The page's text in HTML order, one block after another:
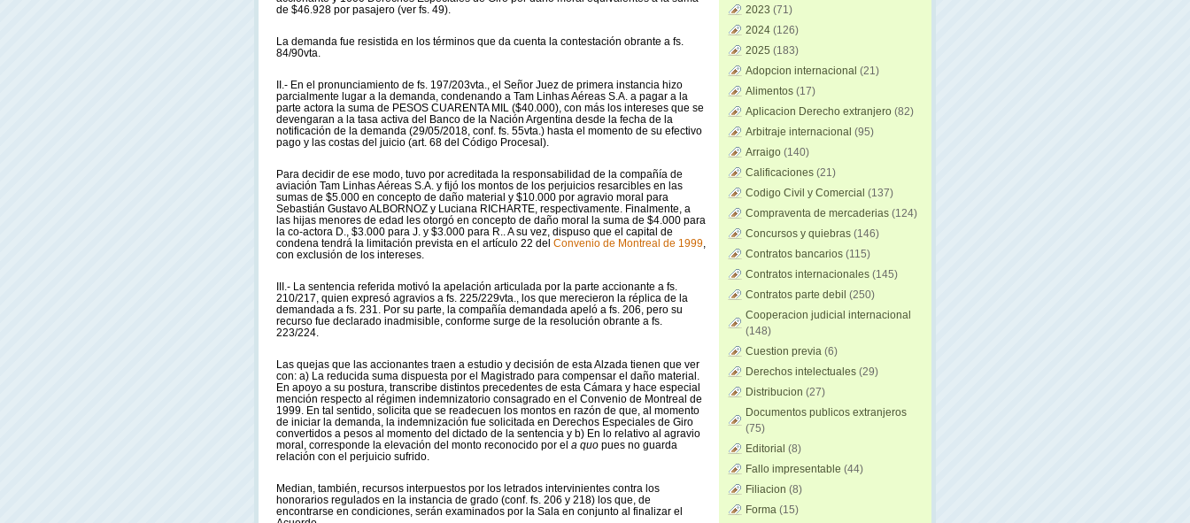
de $46.928 por pasajero (ver fs. 49).
La demanda fue resistida en los términos que da cuenta la contestación obrante a fs.
84/90vta.
II.- En el pronunciamiento de fs. 197/203vta., el Señor Juez de primera instancia hizo
parcialmente lugar a la demanda, condenando a Tam Linhas Aéreas S.A. a pagar a la
parte actora la suma de PESOS CUARENTA MIL ($40.000), con más los intereses que se
devengaran a la tasa activa del Banco de la Nación Argentina desde la fecha de la
notificación de la demanda (29/05/2018, conf. fs. 55vta.) hasta el momento de su efectivo
pago y las costas del juicio (art. 68 del Código Procesal).
Para decidir de ese modo, tuvo por acreditada la responsabilidad de la compañía de
aviación Tam Linhas Aéreas S.A. y fijó los montos de los perjuicios resarcibles en las
sumas de $5.000 en concepto de daño material y $10.000 por agravio moral para
Sebastián Gustavo ALBORNOZ y Luciana RICHARTE, respectivamente. Finalmente, a
las hijas menores de edad les otorgó en concepto de daño moral la suma de $4.000 para
la co-actora D., $3.000 para J. y $3.000 para R.. A su vez, dispuso que el capital de
condena tendrá la limitación prevista en el artículo 22 del Convenio de Montreal de 1999,
con exclusión de los intereses.
III.- La sentencia referida motivó la apelación articulada por la parte accionante a fs.
210/217, quien expresó agravios a fs. 225/229vta., los que merecieron la réplica de la
demandada a fs. 231. Por su parte, la compañía demandada apeló a fs. 206, pero su
recurso fue declarado inadmisible, conforme surge de la resolución obrante a fs.
223/224.
Las quejas que las accionantes traen a estudio y decisión de esta Alzada tienen que ver
con: a) La reducida suma dispuesta por el Magistrado para compensar el daño material.
En apoyo a su postura, transcribe distintos precedentes de esta Cámara y hace especial
mención respecto al régimen indemnizatorio consagrado en el Convenio de Montreal de
1999. En tal sentido, solicita que se readecuen los montos en razón de que, al momento
de iniciar la demanda, la indemnización fue solicitada en Derechos Especiales de Giro
convertidos a pesos al momento del dictado de la sentencia y b) En lo relativo al agravio
moral, corresponde la elevación del monto reconocido por el a quo pues no guarda
relación con el perjuicio sufrido.
Median, también, recursos interpuestos por los letrados intervinientes contra los
honorarios regulados en la instancia de grado (conf. fs. 206 y 218) los que, de
encontrarse en condiciones, serán examinados por la Sala en conjunto al finalizar el
2023 (71)
2024 (126)
2025 (183)
Adopcion internacional (21)
Alimentos (17)
Aplicacion Derecho extranjero (82)
Arbitraje internacional (95)
Arraigo (140)
Calificaciones (21)
Codigo Civil y Comercial (137)
Compraventa de mercaderias (124)
Concursos y quiebras (146)
Contratos bancarios (115)
Contratos internacionales (145)
Contratos parte debil (250)
Cooperacion judicial internacional
(148)
Cuestion previa (6)
Derechos intelectuales (29)
Distribucion (27)
Documentos publicos extranjeros
(75)
Editorial (8)
Fallo impresentable (44)
Filiacion (8)
Forma (15)